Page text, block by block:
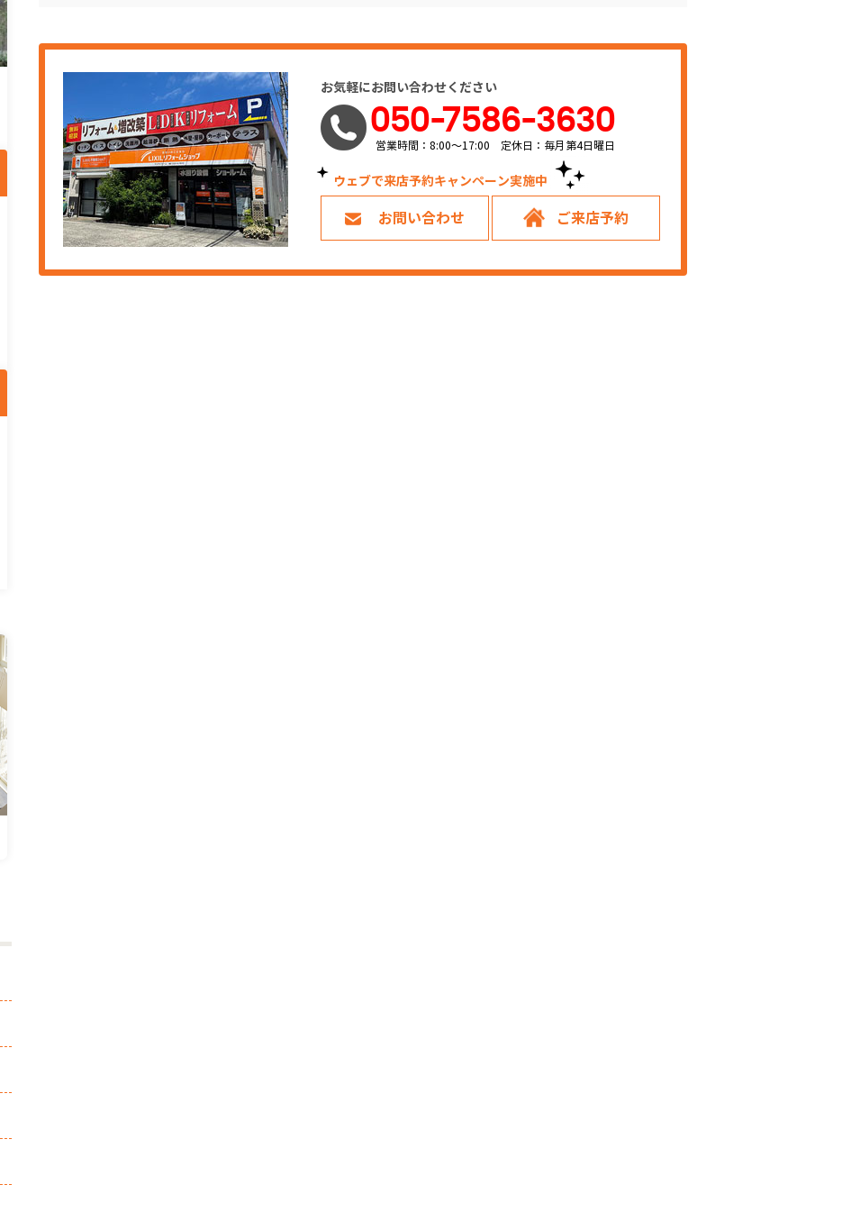
お気軽にお問い合わせください
050-7586-3630
営業時間：8:00～17:00 定休日：毎月第4日曜日
ウェブで来店予約キャンペーン実施中！
お問い合わせ ご来店予約